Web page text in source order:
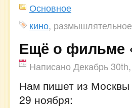
Основное
кино, размышлятельное
Ещё о фильме
Написано Декабрь
Нам пишет из Москвы
29 ноября: